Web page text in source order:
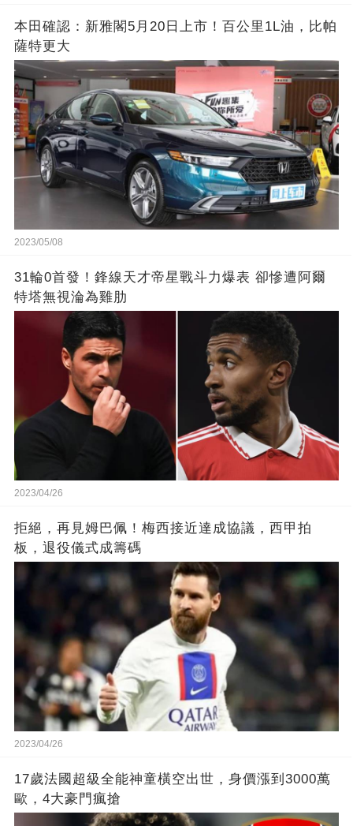
本田確認：新雅閣5月20日上市！百公里1L油，比帕
薩特更大
2023/05/08
31輪0首發！鋒線天才帝星戰斗力爆表 卻慘遭阿爾
特塔無視淪為雞肋
2023/04/26
拒絕，再見姆巴佩！梅西接近達成協議，西甲拍
板，退役儀式成籌碼
2023/04/26
17歲法國超級全能神童橫空出世，身價漲到3000萬
歐，4大豪門瘋搶